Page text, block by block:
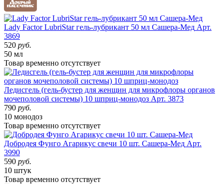
Lady Factor LubriStar гель-лубрикант 50 мл Сашера-Мед Арт.
3869
520 руб.
50 мл
Товар временно отсутствует
Ледисгель (гель-бустер для женщин для микрофлоры органов
мочеполовой системы) 10 шприц-монодоз Арт. 3873
790 руб.
10 монодоз
Товар временно отсутствует
Добродея Фунго Агарикус свечи 10 шт. Сашера-Мед Арт.
3990
590 руб.
10 штук
Товар временно отсутствует